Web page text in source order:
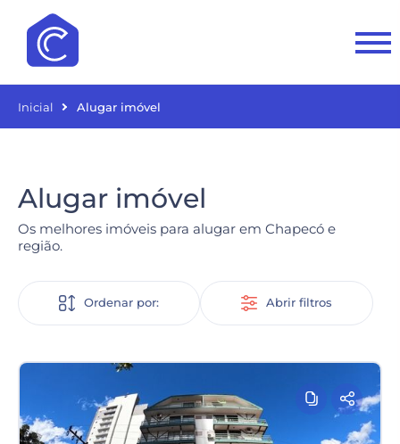
Inicial Alugar imóvel
Alugar imóvel
Os melhores imóveis para alugar em Chapecó e
região.
Ordenar por: Abrir filtros